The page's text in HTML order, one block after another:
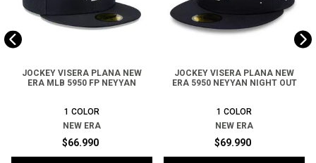
JOCKEY VISERA PLANA NEW
ERA MLB 5950 FP NEYYAN
1 COLOR
NEW ERA
$66.990
JOCKEY VISERA PLANA NEW
ERA 5950 NEYYAN NIGHT OUT
1 COLOR
NEW ERA
$69.990